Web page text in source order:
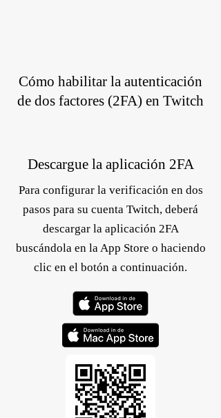
Cómo habilitar la autenticación
de dos factores (2FA) en Twitch
Descargue la aplicación 2FA
Para configurar la verificación en dos
pasos para su cuenta Twitch, deberá
descargar la aplicación 2FA
buscándola en la App Store o haciendo
clic en el botón a continuación.